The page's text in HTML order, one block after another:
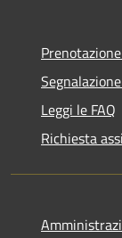
Leggi le FAQ
Richiesta